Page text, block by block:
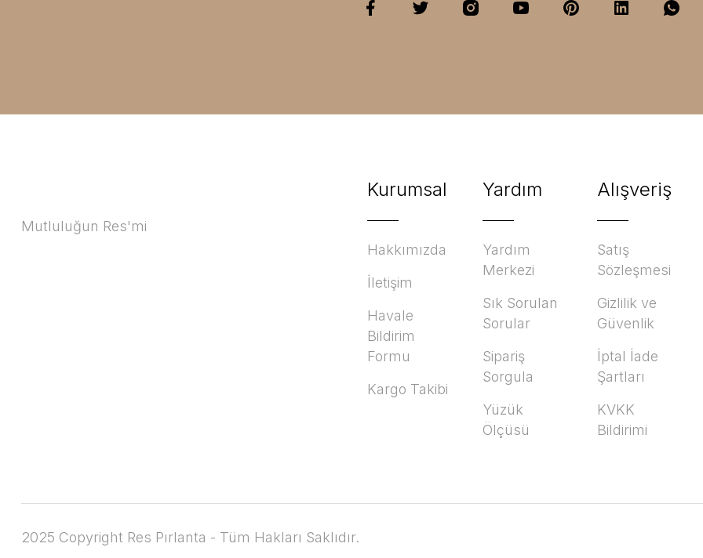
Mutluluğun Res'mi
Kurumsal
Hakkımızda
İletişim
Havale
Bildirim
Formu
Kargo Takibi
Yardım
Yardım
Merkezi
Sık Sorulan
Sorular
Sipariş
Sorgula
Yüzük
Ölçüsü
Alışveriş
Satış
Sözleşmesi
Gizlilik ve
Güvenlik
İptal İade
Şartları
KVKK
Bildirimi
2025 Copyright Res Pırlanta - Tüm Hakları Saklıdır.